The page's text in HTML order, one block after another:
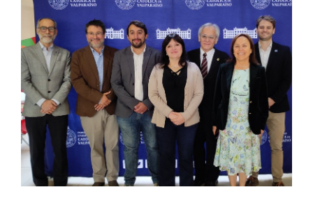
Estudiantes
Académicos
Funcionarios
Alumni
English